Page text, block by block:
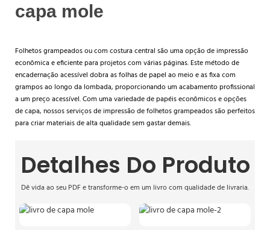
capa mole
Folhetos grampeados ou com costura central são uma opção de impressão
econômica e eficiente para projetos com várias páginas. Este método de
encadernação acessível dobra as folhas de papel ao meio e as fixa com
grampos ao longo da lombada, proporcionando um acabamento profissional
a um preço acessível. Com uma variedade de papéis econômicos e opções
de capa, nossos serviços de impressão de folhetos grampeados são perfeitos
para criar materiais de alta qualidade sem gastar demais.
Detalhes Do Produto
Dê vida ao seu PDF e transforme-o em um livro com qualidade de livraria.